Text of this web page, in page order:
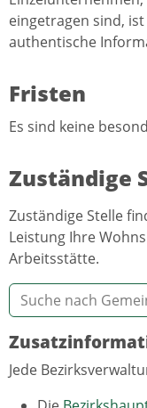
eingetragen sind, ist
authentische
Fristen
Es sind keine
Zuständige
Zuständige Stelle
Leistung Ihre
Arbeitsstätte.
Jede